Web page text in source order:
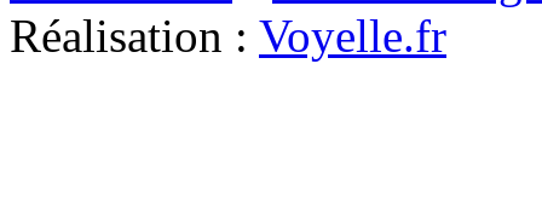
Réalisation : Voyelle.fr